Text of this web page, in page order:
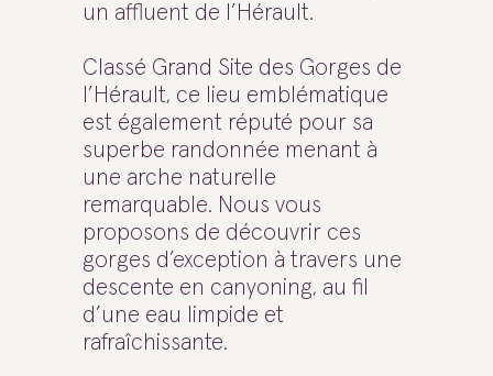
un affluent de l’Hérault.
Classé Grand Site des Gorges de
l’Hérault, ce lieu emblématique
est également réputé pour sa
superbe randonnée menant à
une arche naturelle
remarquable. Nous vous
proposons de découvrir ces
gorges d’exception à travers une
descente en canyoning, au fil
d’une eau limpide et
rafraîchissante.